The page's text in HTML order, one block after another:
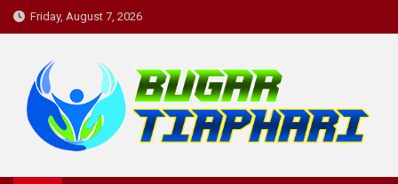
Skip
to
Friday, August 7, 2026
bugartiaphari, medis, dokter, penyakit, komunitas kesehatan,